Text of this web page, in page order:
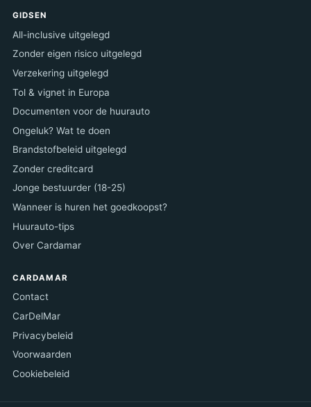
GIDSEN
All-inclusive uitgelegd
Zonder eigen risico uitgelegd
Verzekering uitgelegd
Tol & vignet in Europa
Documenten voor de huurauto
Ongeluk? Wat te doen
Brandstofbeleid uitgelegd
Zonder creditcard
Jonge bestuurder (18-25)
Wanneer is huren het goedkoopst?
Huurauto-tips
Over Cardamar
CARDAMAR
Contact
CarDelMar
Privacybeleid
Voorwaarden
Cookiebeleid